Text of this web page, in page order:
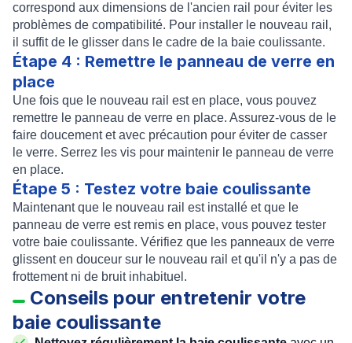
correspond aux dimensions de l'ancien rail pour éviter les
problèmes de compatibilité. Pour installer le nouveau rail,
il suffit de le glisser dans le cadre de la baie coulissante.
Étape 4 : Remettre le panneau de verre en
place
Une fois que le nouveau rail est en place, vous pouvez
remettre le panneau de verre en place. Assurez-vous de le
faire doucement et avec précaution pour éviter de casser
le verre. Serrez les vis pour maintenir le panneau de verre
en place.
Étape 5 : Testez votre baie coulissante
Maintenant que le nouveau rail est installé et que le
panneau de verre est remis en place, vous pouvez tester
votre baie coulissante. Vérifiez que les panneaux de verre
glissent en douceur sur le nouveau rail et qu'il n'y a pas de
frottement ni de bruit inhabituel.
Conseils pour entretenir votre
baie coulissante